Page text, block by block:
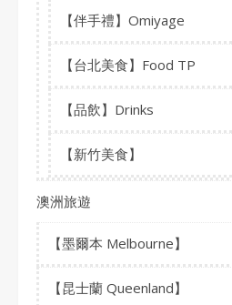
【伴手禮】Omiyage
【台北美食】Food TP
【品飲】Drinks
【新竹美食】
澳洲旅遊
【墨爾本 Melbourne】
【昆士蘭 Queenland】